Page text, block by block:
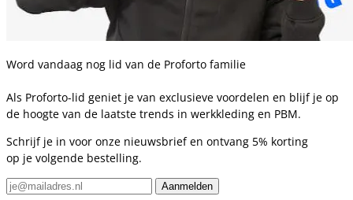
Word vandaag nog lid van de Proforto familie
Als Proforto-lid geniet je van exclusieve voordelen en blijf je op
de hoogte van de laatste trends in werkkleding en PBM.
Schrijf je in voor onze nieuwsbrief en ontvang 5% korting
op je volgende bestelling.